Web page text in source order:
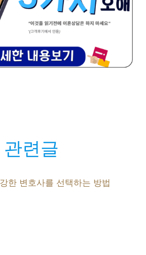
관련글
한 변호사를 선택하는 방법